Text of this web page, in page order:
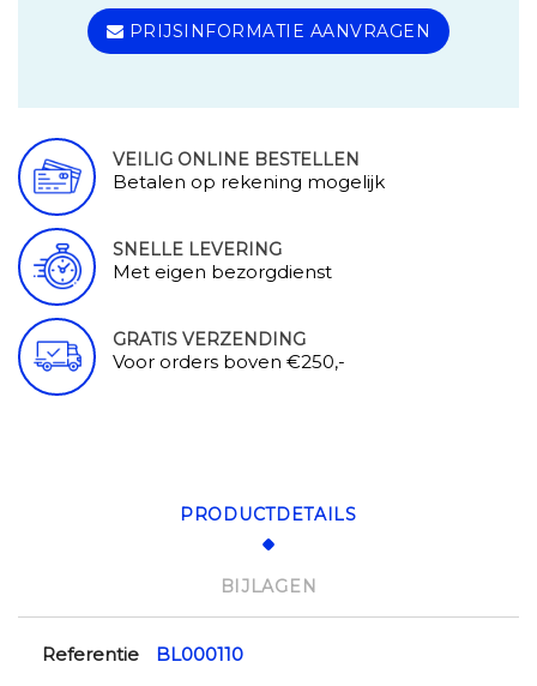
PRIJSINFORMATIE AANVRAGEN
VEILIG ONLINE BESTELLEN
Betalen op rekening mogelijk
SNELLE LEVERING
Met eigen bezorgdienst
GRATIS VERZENDING
Voor orders boven €250,-
PRODUCTDETAILS
BIJLAGEN
Referentie
BL000110